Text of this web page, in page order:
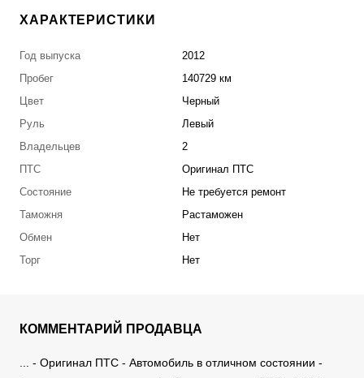
ХАРАКТЕРИСТИКИ
Год выпуска
2012
Пробег
140729 км
Цвет
Черный
Руль
Левый
Владельцев
2
ПТС
Оригинал ПТС
Состояние
Не требуется ремонт
Таможня
Растаможен
Обмен
Нет
Торг
Нет
КОММЕНТАРИЙ ПРОДАВЦА
... - Оригинал ПТС - Автомобиль в отличном состоянии -